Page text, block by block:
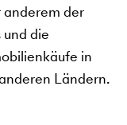
anderem der
die
in
Ländern.